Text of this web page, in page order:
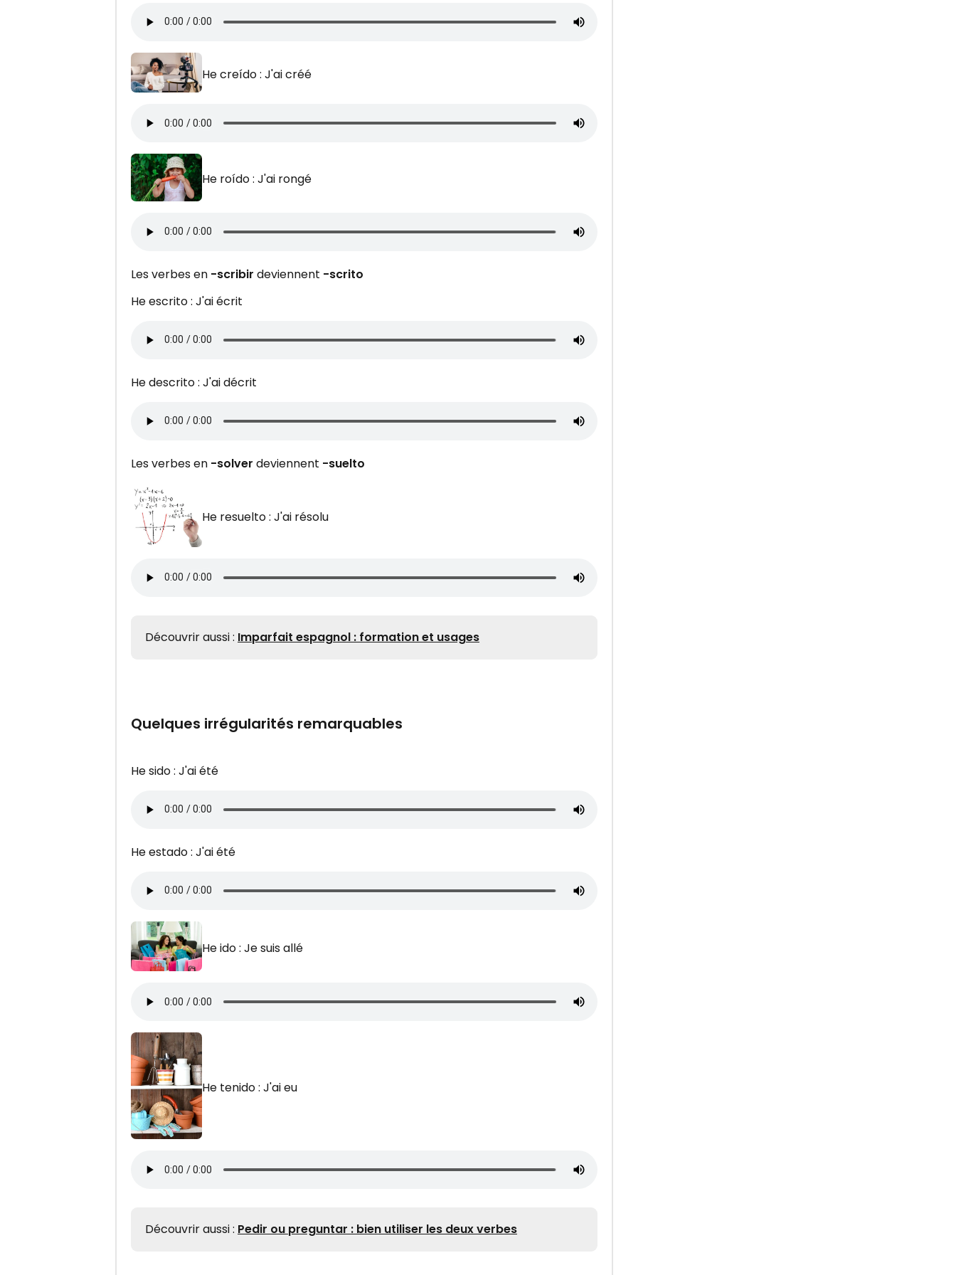
He creído : J'ai créé
He roído : J'ai rongé
Les verbes en -scribir deviennent -scrito
He escrito : J'ai écrit
He descrito : J'ai décrit
Les verbes en -solver deviennent -suelto
He resuelto : J'ai résolu
Découvrir aussi : Imparfait espagnol : formation et usages
Quelques irrégularités remarquables
He sido : J'ai été
He estado : J'ai été
He ido : Je suis allé
He tenido : J'ai eu
Découvrir aussi : Pedir ou preguntar : bien utiliser les deux verbes